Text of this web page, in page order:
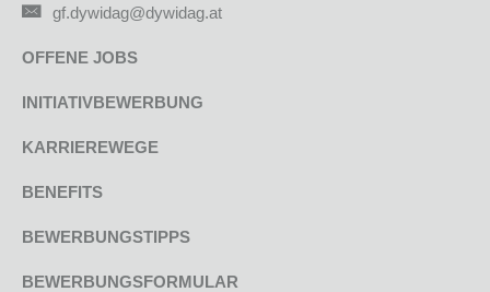
gf.dywidag@dywidag.at
OFFENE JOBS
INITIATIVBEWERBUNG
KARRIEREWEGE
BENEFITS
BEWERBUNGSTIPPS
BEWERBUNGSFORMULAR